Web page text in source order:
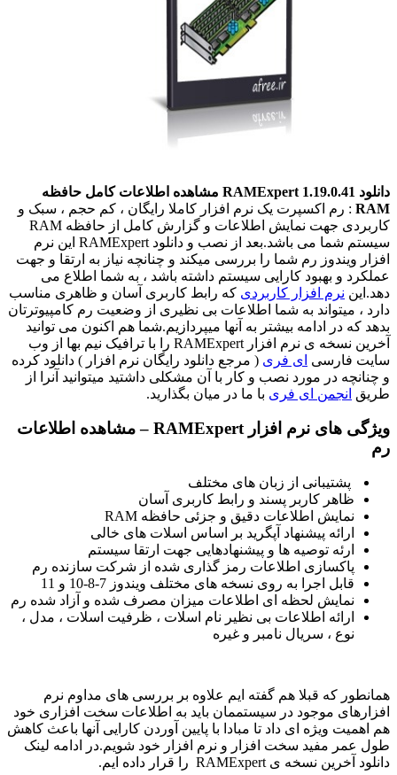
دانلود RAMExpert 1.19.0.41 مشاهده اطلاعات کامل حافظه
RAM : رم اکسپرت یک نرم افزار کاملا رایگان ، کم حجم ، سبک و
کاربردی جهت نمایش اطلاعات و گزارش کامل از حافظه RAM
سیستم شما می باشد.بعد از نصب و دانلود RAMExpert این نرم
افزار ویندوز رم شما را بررسی میکند و چنانچه نیاز به ارتقا و جهت
عملکرد و بهبود کارایی سیستم داشته باشد ، به شما اطلاع می
دهد.این نرم افزار کاربردی که رابط کاربری آسان و ظاهری مناسب
دارد ، میتواند به شما اطلاعات بی نظیری از وضعیت رم کامپیوترتان
بدهد که در ادامه بیشتر به آنها میپردازیم.شما هم اکنون می توانید
آخرین نسخه ی نرم افزار RAMExpert را با ترافیک نیم بها از وب
سایت فارسی ای فری ( مرجع دانلود رایگان نرم افزار ) دانلود کرده
و چنانچه در مورد نصب و کار با آن مشکلی داشتید میتوانید آنرا از
طریق انجمن ای فری با ما در میان بگذارید.
ویژگی های نرم افزار RAMExpert – مشاهده اطلاعات
رم
پشتیبانی از زبان های مختلف
ظاهر کاربر پسند و رابط کاربری آسان
نمایش اطلاعات دقیق و جزئی حافظه RAM
ارائه پیشنهاد آپگرید بر اساس اسلات های خالی
ارئه توصیه ها و پیشنهادهایی جهت ارتقا سیستم
پاکسازی اطلاعات رمز گذاری شده از شرکت سازنده رم
قابل اجرا به روی نسخه های مختلف ویندوز 7-8-10 و 11
نمایش لحظه ای اطلاعات میزان مصرف شده و آزاد شده رم
ارائه اطلاعات بی نظیر نام اسلات ، ظرفیت اسلات ، مدل ،
نوع ، سریال نامبر و غیره
همانطور که قبلا هم گفته ایم علاوه بر بررسی های مداوم نرم
افزارهای موجود در سیستممان باید به اطلاعات سخت افزاری خود
هم اهمیت ویژه ای داد تا مبادا با پایین آوردن کارایی آنها باعث کاهش
طول عمر مفید سخت افزار و نرم افزار خود شویم.در ادامه لینک
دانلود آخرین نسخه ی RAMExpert را قرار داده ایم.